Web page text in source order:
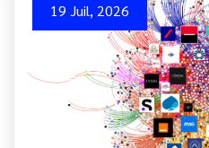
19 Juil, 2026